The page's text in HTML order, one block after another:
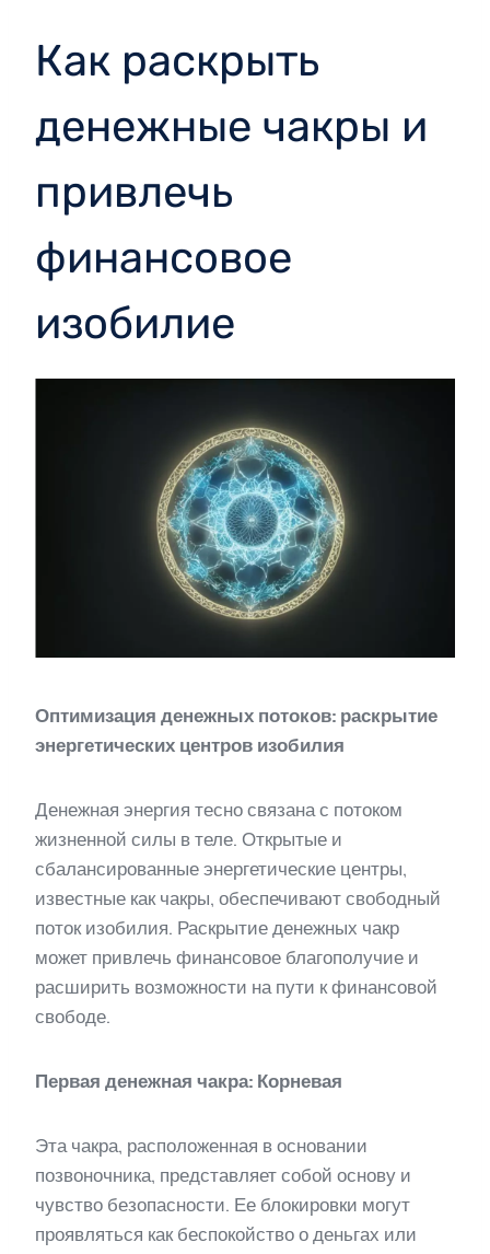
Как раскрыть
денежные чакры и
привлечь
финансовое
изобилие
Оптимизация денежных потоков: раскрытие
энергетических центров изобилия
Денежная энергия тесно связана с потоком
жизненной силы в теле. Открытые и
сбалансированные энергетические центры,
известные как чакры, обеспечивают свободный
поток изобилия. Раскрытие денежных чакр
может привлечь финансовое благополучие и
расширить возможности на пути к финансовой
свободе.
Первая денежная чакра: Корневая
Эта чакра, расположенная в основании
позвоночника, представляет собой основу и
чувство безопасности. Ее блокировки могут
проявляться как беспокойство о деньгах или